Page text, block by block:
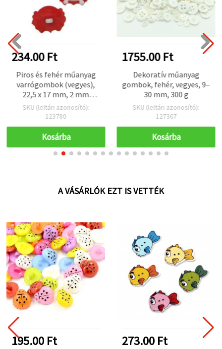
234.00 Ft
Piros és fehér műanyag
varrógombok (vegyes),
22,5 x 17 mm, 2 mm
lyukátmérő, 10
db/csomag
SKU (leltári azonosító):
123780
Kosárba
1755.00 Ft
Dekoratív műanyag
gombok, fehér, vegyes, 9–
30 mm, 300 g
SKU (leltári azonosító):
127367
Kosárba
A VÁSÁRLÓK EZT IS VETTÉK
195.00 Ft 273.00 Ft